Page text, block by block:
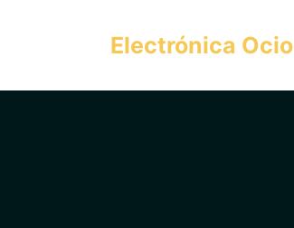
Electrónica Ocio